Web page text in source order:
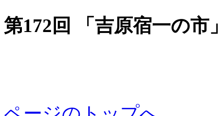
第172回 「吉原宿一の